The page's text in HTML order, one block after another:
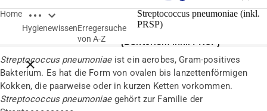
Home Breadcrumbs öffnen
Breadcrumbs schließen
HygienewissenErregersuche
von A-Z
Streptococcus pneumoniae (inkl.
PRSP)
Erreger
Streptococcus pneumoniae
(Bakterium inkl. PRSP)
Streptococcus pneumoniaeist ein aerobes, Gram-positives
Bakterium. Es hat die Form von ovalen bis lanzettenförmigen
Kokken, die paarweise oder in kurzen Ketten vorkommen.
Streptococcus pneumoniaegehört zur Familie der